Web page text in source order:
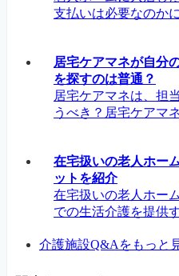
支払いは必要なのか
居宅ケアマネが自分
を探すのは普通？
居宅ケアマネは、担
うべき？居宅ケアマ
在宅扱いの老人ホー
ットを紹介
在宅扱いの老人ホー
での生活介護を提供
介護施設Q&Aをもっと